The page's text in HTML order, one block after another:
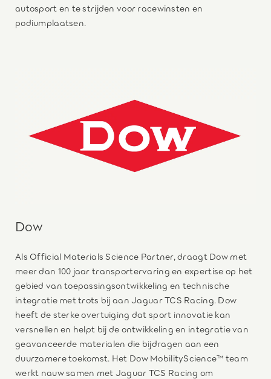
autosport en te strijden voor racewinsten en
podiumplaatsen.
Dow
Als Official Materials Science Partner, draagt Dow met
meer dan 100 jaar transportervaring en expertise op het
gebied van toepassingsontwikkeling en technische
integratie met trots bij aan Jaguar TCS Racing. Dow
heeft de sterke overtuiging dat sport innovatie kan
versnellen en helpt bij de ontwikkeling en integratie van
geavanceerde materialen die bijdragen aan een
duurzamere toekomst. Het Dow MobilityScience™ team
werkt nauw samen met Jaguar TCS Racing om